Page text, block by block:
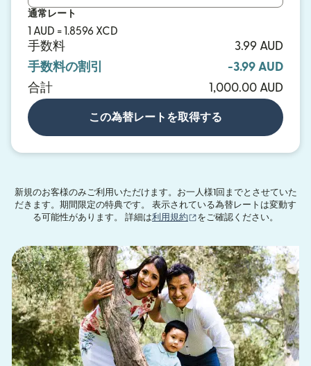
通常レート
1 AUD = 1.8596 XCD
手数料
3.99 AUD
手数料の割引
-3.99 AUD
合計
1,000.00 AUD
この為替レートを取得する
新規のお客様のみご利用いただけます。お一人様1回までとさせていた
だきます。期間限定の特典です。 表示されている為替レートは変動す
る可能性があります。 詳細は利用規約 （別ウィンドウで開きます
をご確認ください。